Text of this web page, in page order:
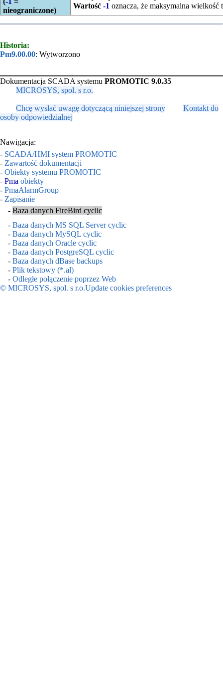
nieograniczone)
Wartość -1 oznacza, że maksymalna
Historia:
Pm9.00.00: Wytworzono
Dokumentacja SCADA systemu PROMOTIC 9.0.35
MICROSYS, spol. s r.o.
Chcę wysłać uwagę dotyczącą niniejszej strony
Kontakt do
osoby odpowiedzialnej
Nawigacja:
- SCADA/HMI system PROMOTIC
- Zawartość dokumentacji
- Obiekty systemu PROMOTIC
- Pma obiekty
- PmaAlarmGroup
- Zapisanie
- Baza danych FireBird cyclic
- Baza danych MS SQL Server cyclic
- Baza danych MySQL cyclic
- Baza danych Oracle cyclic
- Baza danych PostgreSQL cyclic
- Baza danych dBase backups
- Plik tekstowy (*.al)
- Odległe połączenie poprzez Web
© MICROSYS, spol. s r.o.Update cookies preferences